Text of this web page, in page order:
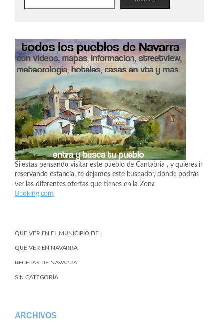
Si estas pensando visitar este pueblo de Cantabria , y quieres ir
reservando estancia, te dejamos este buscador, donde podrás
ver las diferentes ofertas que tienes en la Zona
Booking.com
QUE VER EN EL MUNICIPIO DE
QUE VER EN NAVARRA
RECETAS DE NAVARRA
SIN CATEGORÍA
ARCHIVOS